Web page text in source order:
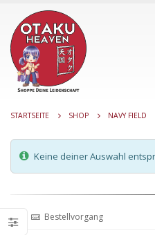
STARTSEITE SHOP NAVY FIELD
Keine deiner Auswahl
Bestellvorgang